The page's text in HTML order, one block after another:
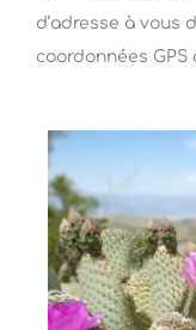
d’adresse à vous
coordonnées GPS